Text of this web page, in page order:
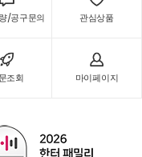
/공구문의 관심상품
조회 마이페이지